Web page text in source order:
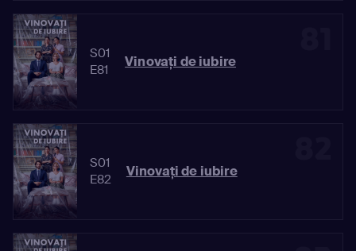
S01
E81
Vinovaţi de iubire
S01
E82
Vinovaţi de iubire